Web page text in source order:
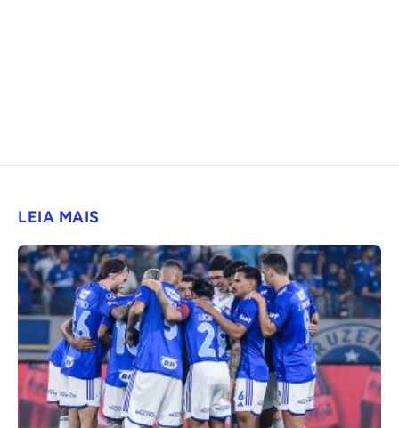
LEIA MAIS